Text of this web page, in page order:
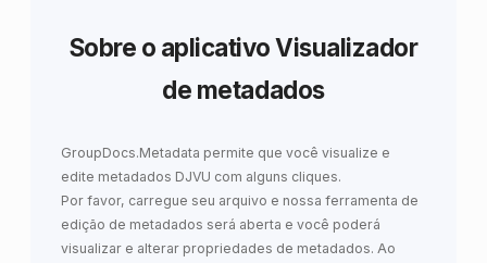
Sobre o aplicativo Visualizador
de metadados
GroupDocs.Metadata permite que você visualize e
edite metadados DJVU com alguns cliques.
Por favor, carregue seu arquivo e nossa ferramenta de
edição de metadados será aberta e você poderá
visualizar e alterar propriedades de metadados. Ao